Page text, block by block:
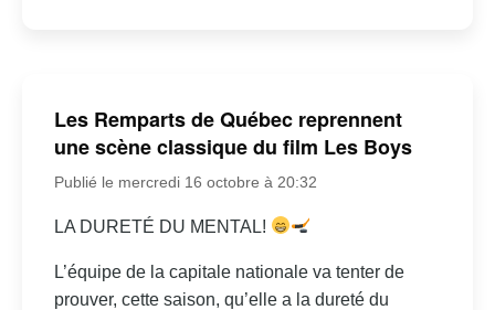
Les Remparts de Québec reprennent
une scène classique du film Les Boys
Publié le mercredi 16 octobre à 20:32
LA DURETÉ DU MENTAL!
L’équipe de la capitale nationale va tenter de
prouver, cette saison, qu’elle a la dureté du